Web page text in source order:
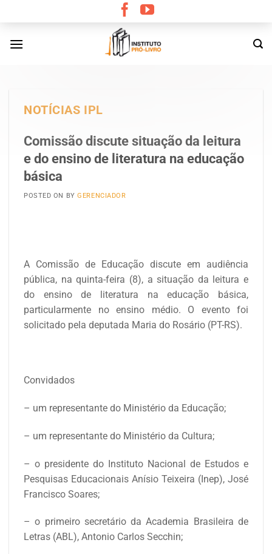
content
NOTÍCIAS IPL
Comissão discute situação da leitura
e do ensino de literatura na educação
básica
POSTED ON BYGERENCIADOR
A Comissão de Educação discute em audiência
pública, na quinta-feira (8), a situação da leitura e
do ensino de literatura na educação básica,
particularmente no ensino médio. O evento foi
solicitado pela deputada Maria do Rosário (PT-RS).
Convidados
– um representante do Ministério da Educação;
– um representante do Ministério da Cultura;
– o presidente do Instituto Nacional de Estudos e
Pesquisas Educacionais Anísio Teixeira (Inep), José
Francisco Soares;
– o primeiro secretário da Academia Brasileira de
Letras (ABL), Antonio Carlos Secchin;